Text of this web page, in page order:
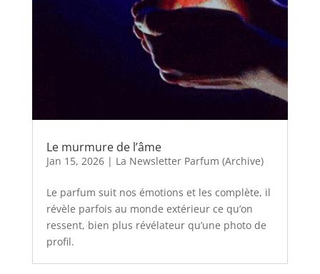
Le murmure de l’âme
Jan 15, 2026| La Newsletter Parfum (Archive)
Le parfum suit nos émotions et les complète, il
révèle parfois au monde extérieur ce qu’on
ressent, bien plus révélateur qu’une photo de
profil.